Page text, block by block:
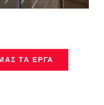
ΤΑ ΈΡΓΑ